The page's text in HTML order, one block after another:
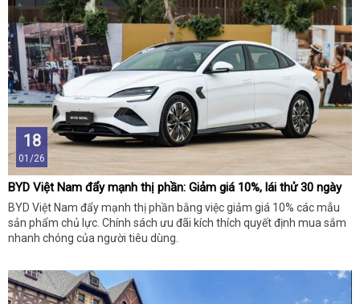
18
01/26
BYD Việt Nam đẩy mạnh thị phần: Giảm giá 10%, lái thử 30 ngày
BYD Việt Nam đẩy mạnh thị phần bằng việc giảm giá 10% các mẫu
sản phẩm chủ lực. Chính sách ưu đãi kích thích quyết định mua sắm
nhanh chóng của người tiêu dùng.